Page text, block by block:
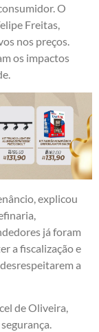
O
Freitas,
nos preços.
os impactos
explicou
já foram
a fiscalização e
a
de Oliveira,